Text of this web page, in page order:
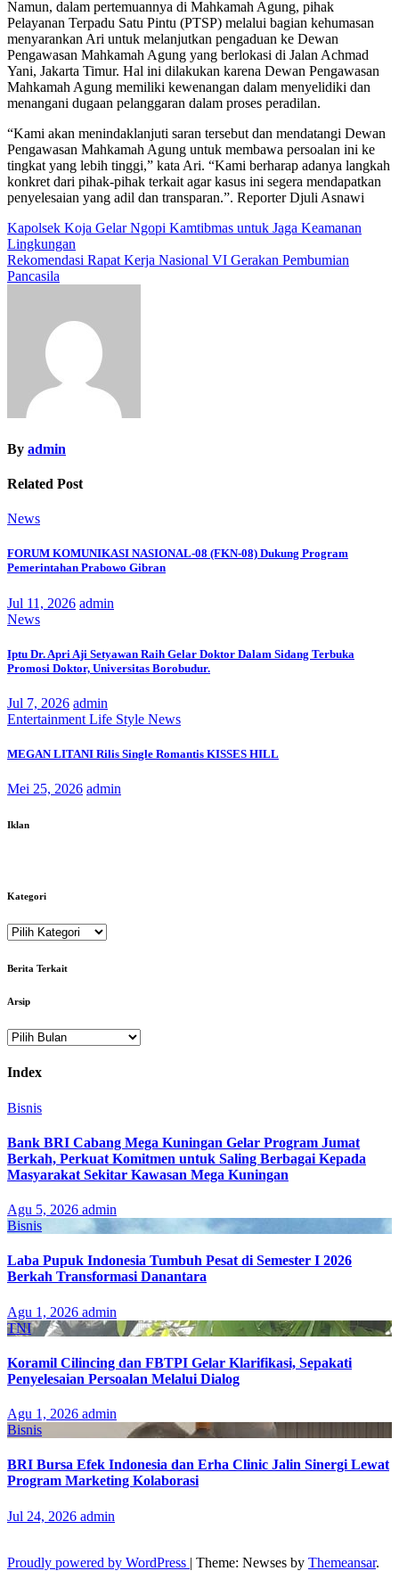
Namun, dalam pertemuannya di Mahkamah Agung, pihak
Pelayanan Terpadu Satu Pintu (PTSP) melalui bagian kehumasan
menyarankan Ari untuk melanjutkan pengaduan ke Dewan
Pengawasan Mahkamah Agung yang berlokasi di Jalan Achmad
Yani, Jakarta Timur. Hal ini dilakukan karena Dewan Pengawasan
Mahkamah Agung memiliki kewenangan dalam menyelidiki dan
menangani dugaan pelanggaran dalam proses peradilan.
“Kami akan menindaklanjuti saran tersebut dan mendatangi Dewan
Pengawasan Mahkamah Agung untuk membawa persoalan ini ke
tingkat yang lebih tinggi,” kata Ari. “Kami berharap adanya langkah
konkret dari pihak-pihak terkait agar kasus ini segera mendapatkan
penyelesaian yang adil dan transparan.”. Reporter Djuli Asnawi
Navigasi
pos
Kapolsek Koja Gelar Ngopi Kamtibmas untuk Jaga Keamanan
Lingkungan
Rekomendasi Rapat Kerja Nasional VI Gerakan Pembumian
Pancasila
By admin
Related Post
News
FORUM KOMUNIKASI NASIONAL-08 (FKN-08) Dukung Program
Pemerintahan Prabowo Gibran
Jul 11, 2026 admin
News
Iptu Dr. Apri Aji Setyawan Raih Gelar Doktor Dalam Sidang Terbuka
Promosi Doktor, Universitas Borobudur.
Jul 7, 2026 admin
Entertainment Life Style News
MEGAN LITANI Rilis Single Romantis KISSES HILL
Mei 25, 2026 admin
Iklan
Kategori
Kategori
Berita Terkait
Arsip
Arsip
Index
Bisnis
Bank BRI Cabang Mega Kuningan Gelar Program Jumat
Berkah, Perkuat Komitmen untuk Saling Berbagai Kepada
Masyarakat Sekitar Kawasan Mega Kuningan
Agu 5, 2026 admin
Bisnis
Laba Pupuk Indonesia Tumbuh Pesat di Semester I 2026
Berkah Transformasi Danantara
Agu 1, 2026 admin
TNI
Koramil Cilincing dan FBTPI Gelar Klarifikasi, Sepakati
Penyelesaian Persoalan Melalui Dialog
Agu 1, 2026 admin
Bisnis
BRI Bursa Efek Indonesia dan Erha Clinic Jalin Sinergi Lewat
Program Marketing Kolaborasi
Jul 24, 2026 admin
Proudly powered by WordPress | Theme: Newses by Themeansar.